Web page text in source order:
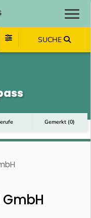
SUCHE
Gemerkt (0)